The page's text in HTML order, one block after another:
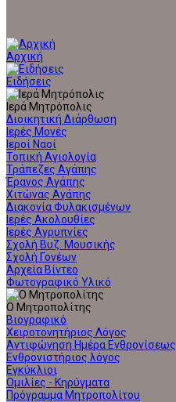
Αρχική
Ειδήσεις
Ιερά Μητρόπολις
Διοικητική Διάρθωση
Ιερές Μονές
Ιεροί Ναοί
Τοπική Αγιολογία
Τράπεζες Αγάπης
Έρανος Αγάπης
Χιτώνας Αγάπης
Διακονία Φυλακισμένων
Ιερές Ακολουθίες
Ιερές Αγρυπνίες
Σχολή Βυζ. Μουσικής
Σχολή Γονέων
Αρχεία Βίντεο
Φωτογραφικό Υλικό
Ο Μητροπολίτης
Βιογραφικό
Χειροτονητήριος Λόγος
Αντιφώνηση Ημέρα Ενθρονίσεως
Ενθρονιστήριος λόγος
Εγκύκλιοι
Ομιλίες - Κηρύγματα
Πρόγραμμα Μητροπολίτου